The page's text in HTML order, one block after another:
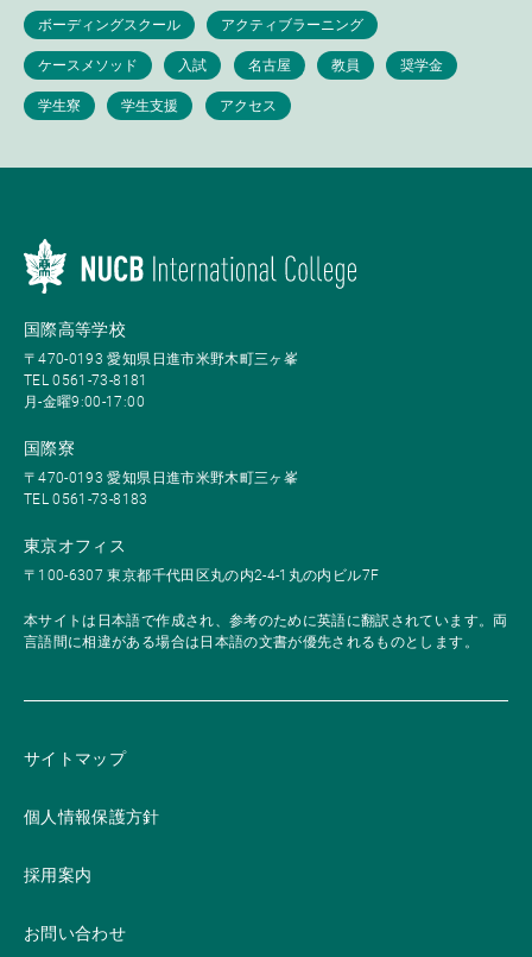
国際高等学校
〒470-0193 愛知県日進市米野木町三ヶ峯
TEL 0561-73-8181
月-金曜9:00-17:00
国際寮
〒470-0193 愛知県日進市米野木町三ヶ峯
TEL 0561-73-8183
東京オフィス
〒100-6307 東京都千代田区丸の内2-4-1丸の内ビル7F
本サイトは日本語で作成され、参考のために英語に翻訳されています。両
言語間に相違がある場合は日本語の文書が優先されるものとします。
サイトマップ
個人情報保護方針
採用案内
お問い合わせ